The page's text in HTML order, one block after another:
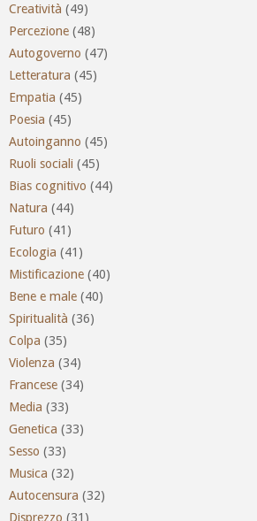
Creatività (49)
Percezione (48)
Autogoverno (47)
Letteratura (45)
Empatia (45)
Poesia (45)
Autoinganno (45)
Ruoli sociali (45)
Bias cognitivo (44)
Natura (44)
Futuro (41)
Ecologia (41)
Mistificazione (40)
Bene e male (40)
Spiritualità (36)
Colpa (35)
Violenza (34)
Francese (34)
Media (33)
Genetica (33)
Sesso (33)
Musica (32)
Autocensura (32)
Disprezzo (31)